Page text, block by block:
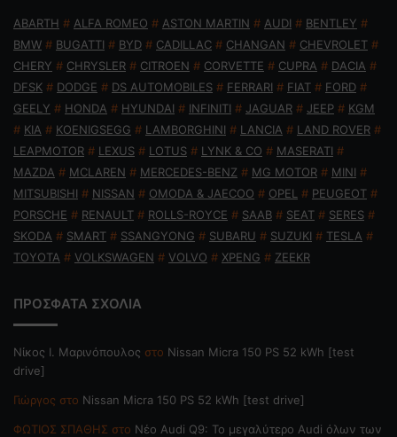
ABARTH # ALFA ROMEO # ASTON MARTIN # AUDI # BENTLEY #
BMW # BUGATTI # BYD # CADILLAC # CHANGAN # CHEVROLET #
CHERY # CHRYSLER # CITROEN # CORVETTE # CUPRA # DACIA #
DFSK # DODGE # DS AUTOMOBILES # FERRARI # FIAT # FORD #
GEELY # HONDA # HYUNDAI # INFINITI # JAGUAR # JEEP # KGM
# KIA # KOENIGSEGG # LAMBORGHINI # LANCIA # LAND ROVER #
LEAPMOTOR # LEXUS # LOTUS # LYNK & CO # MASERATI #
MAZDA # MCLAREN # MERCEDES-BENZ # MG MOTOR # MINI #
MITSUBISHI # NISSAN # OMODA & JAECOO # OPEL # PEUGEOT #
PORSCHE # RENAULT # ROLLS-ROYCE # SAAB # SEAT # SERES #
SKODA # SMART # SSANGYONG # SUBARU # SUZUKI # TESLA #
TOYOTA # VOLKSWAGEN # VOLVO # XPENG # ZEEKR
ΠΡΟΣΦΑΤΑ ΣΧΟΛΙΑ
Nίκος Ι. Mαρινόπουλος στο Nissan Micra 150 PS 52 kWh [test
drive]
Γιώργος στο Nissan Micra 150 PS 52 kWh [test drive]
ΦΩΤΙΟΣ ΣΠΑΘΗΣ στο Νέο Audi Q9: Το μεγαλύτερο Audi όλων των